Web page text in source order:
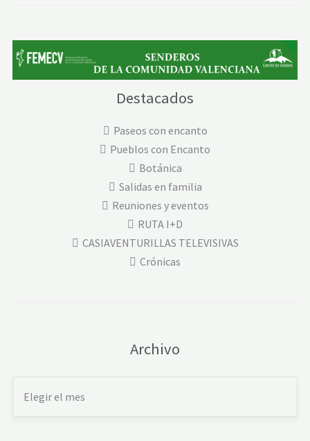
Destacados
Paseos con encanto
Pueblos con Encanto
Botánica
Salidas en familia
Reuniones y eventos
RUTA I+D
CASIAVENTURILLAS TELEVISIVAS
Crónicas
Archivo